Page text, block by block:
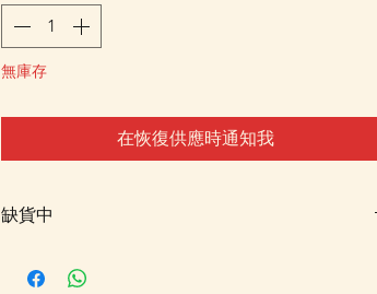
無庫存
在恢復供應時通知我
缺貨中
可以先登記「在恢復供應時通知我」，一旦返貨系